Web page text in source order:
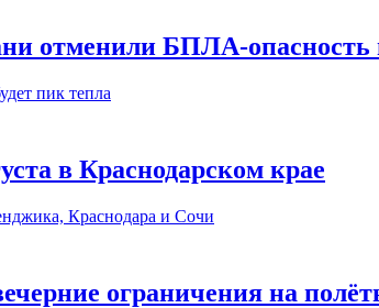
отменили БПЛА-опасность
в Краснодарском крае
ограничения на